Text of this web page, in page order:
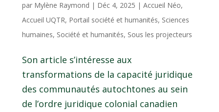
par Mylène Raymond | Déc 4, 2025 | Accueil Néo,
Accueil UQTR, Portail société et humanités, Sciences
humaines, Société et humanités, Sous les projecteurs
Son article s’intéresse aux
transformations de la capacité juridique
des communautés autochtones au sein
de l’ordre juridique colonial canadien